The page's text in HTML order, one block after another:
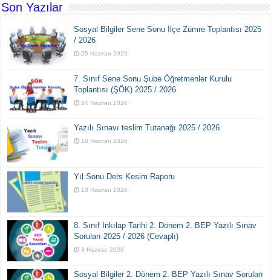
Son Yazılar
Sosyal Bilgiler Sene Sonu İlçe Zümre Toplantısı 2025
/ 2026
25 Haziran 2026
7. Sınıf Sene Sonu Şube Öğretmenler Kurulu
Toplantısı (ŞÖK) 2025 / 2026
24 Haziran 2026
Yazılı Sınavı teslim Tutanağı 2025 / 2026
10 Haziran 2026
Yıl Sonu Ders Kesim Raporu
10 Haziran 2026
8. Sınıf İnkılap Tarihi 2. Dönem 2. BEP Yazılı Sınav
Soruları 2025 / 2026 (Cevaplı)
3 Haziran 2026
Sosyal Bilgiler 2. Dönem 2. BEP Yazılı Sınav Soruları